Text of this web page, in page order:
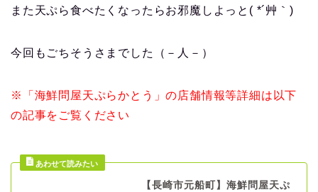
また天ぷら食べたくなったらお邪魔しよっと( *´艸｀)
今回もごちそうさまでした（－人－）
※「海鮮問屋天ぷらかとう」の店舗情報等詳細は以下
の記事をご覧ください
【長崎市元船町】海鮮問屋天ぷ